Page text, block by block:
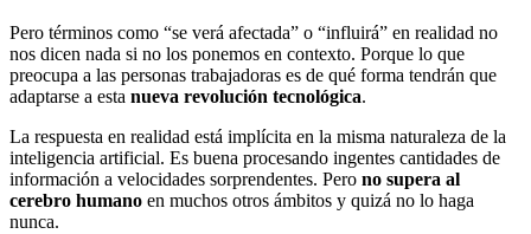
Pero términos como “se verá afectada” o “influirá” en realidad no
nos dicen nada si no los ponemos en contexto. Porque lo que
preocupa a las personas trabajadoras es de qué forma tendrán que
adaptarse a esta nueva revolución tecnológica.
La respuesta en realidad está implícita en la misma naturaleza de la
inteligencia artificial. Es buena procesando ingentes cantidades de
información a velocidades sorprendentes. Pero no supera al
cerebro humano en muchos otros ámbitos y quizá no lo haga
nunca.